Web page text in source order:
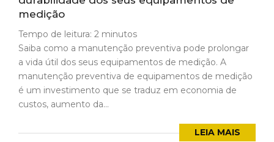
medição
Tempo de leitura: 2 minutos
Saiba como a manutenção preventiva pode prolongar
a vida útil dos seus equipamentos de medição. A
manutenção preventiva de equipamentos de medição
é um investimento que se traduz em economia de
custos, aumento da...
LEIA MAIS